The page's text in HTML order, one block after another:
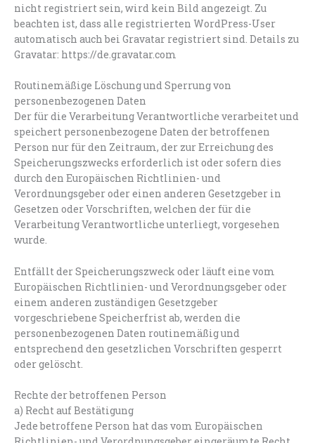
nicht registriert sein, wird kein Bild angezeigt. Zu
beachten ist, dass alle registrierten WordPress-User
automatisch auch bei Gravatar registriert sind. Details zu
Gravatar: https://de.gravatar.com
Routinemäßige Löschung und Sperrung von
personenbezogenen Daten
Der für die Verarbeitung Verantwortliche verarbeitet und
speichert personenbezogene Daten der betroffenen
Person nur für den Zeitraum, der zur Erreichung des
Speicherungszwecks erforderlich ist oder sofern dies
durch den Europäischen Richtlinien- und
Verordnungsgeber oder einen anderen Gesetzgeber in
Gesetzen oder Vorschriften, welchen der für die
Verarbeitung Verantwortliche unterliegt, vorgesehen
wurde.
Entfällt der Speicherungszweck oder läuft eine vom
Europäischen Richtlinien- und Verordnungsgeber oder
einem anderen zuständigen Gesetzgeber
vorgeschriebene Speicherfrist ab, werden die
personenbezogenen Daten routinemäßig und
entsprechend den gesetzlichen Vorschriften gesperrt
oder gelöscht.
Rechte der betroffenen Person
a) Recht auf Bestätigung
Jede betroffene Person hat das vom Europäischen